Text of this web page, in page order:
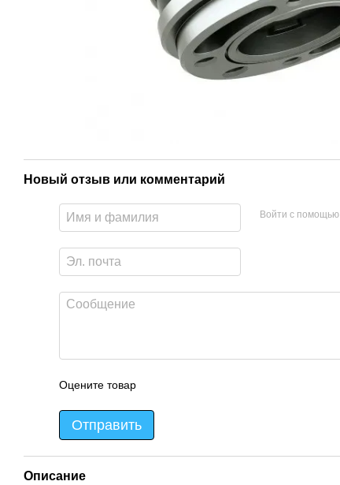
Новый отзыв или комментарий
Войти с помощью
Оцените товар
Отправить
Описание